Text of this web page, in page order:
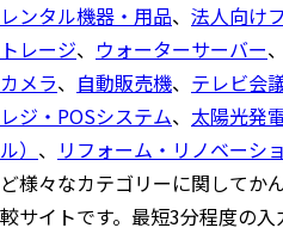
レンタル機器・用品、 法人向け
トレージ、 ウォーターサーバー、
カメラ、 自動販売機、 テレビ会
レジ・POSシステム、 太陽光発
ル） 、 リフォーム・リノベーシ
ど様々なカテゴリーに関してか
較サイトです。最短3分程度の